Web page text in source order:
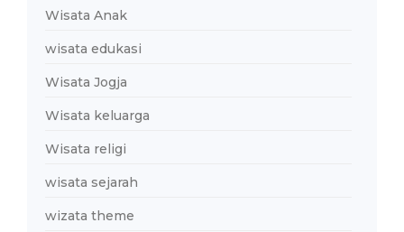
Wisata Anak
wisata edukasi
Wisata Jogja
Wisata keluarga
Wisata religi
wisata sejarah
wizata theme